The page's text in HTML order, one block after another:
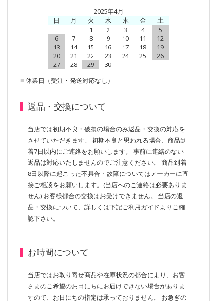
2025年4月
日
月 火 水 木 金
土
1
2 3 4
5
6
7 8 9 10 11
12
13
14 15 16 17 18
19
20
21 22 23 24 25
26
27
28 29
30
■ 休業日（受注・発送対応なし）
返品・交換について
当店では初期不良・破損の場合のみ返品・交換の対応を
させていただきます。 初期不良と思われる場合、商品到
着7日以内にご連絡をお願いします。 事前に連絡のない
返品は対応いたしませんのでご注意ください。 商品到着
8日以降に起こった不具合・故障についてはメーカーに直
接ご相談をお願いします。(当店へのご連絡は必要ありま
せん) お客様都合の交換はお受けできません。 当店の返
品・交換について、詳しくは下記ご利用ガイドよりご確
認下さい。
お時間について
当店ではお取り寄せ商品や在庫状況の都合により、お客
さまのご希望のお日にちにお届けできない場合がありま
すので、お日にちの指定は承っておりません。 お急ぎの